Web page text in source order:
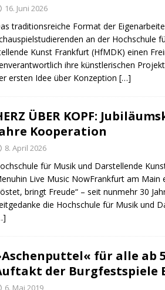
16. Juni 2026
tra­di­ti­ons­rei­che For­mat der
an der Hoch­schu­le
Kunst Frank­furt (HfMDK) ei­nen
ihre künst­le­ri­schen
ers­ten Idee über Kon­zep­ti­on […]
ÜBER KOPF:
Kooperation
8. April 2026
für Musik und Darstellende
Live Music NowFrankfurt am Main
bringt Freude“ – seit nunmehr 30
die Hochschule für Musik und
für alle ab
der Burgfestspiele
6. Mai 2019